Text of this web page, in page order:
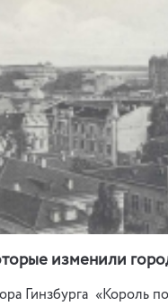
изменили
Гинзбурга «Король